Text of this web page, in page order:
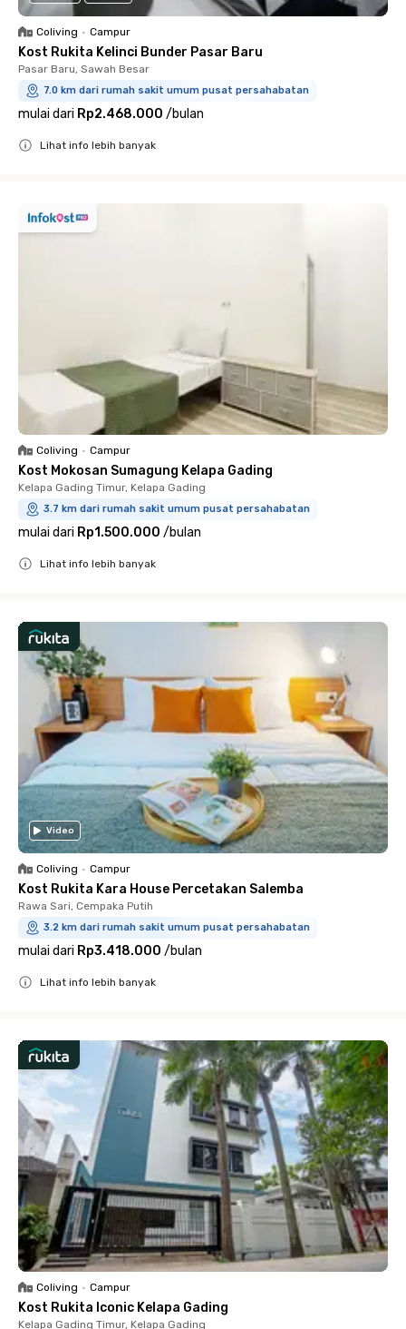
Coliving • Campur
Kost Rukita Kelinci Bunder Pasar Baru
Pasar Baru, Sawah Besar
7.0 km dari rumah sakit umum pusat persahabatan
mulai dari Rp2.468.000 /bulan
Lihat info lebih banyak
Coliving • Campur
Kost Mokosan Sumagung Kelapa Gading
Kelapa Gading Timur, Kelapa Gading
3.7 km dari rumah sakit umum pusat persahabatan
mulai dari Rp1.500.000 /bulan
Lihat info lebih banyak
Video
Coliving • Campur
Kost Rukita Kara House Percetakan Salemba
Rawa Sari, Cempaka Putih
3.2 km dari rumah sakit umum pusat persahabatan
mulai dari Rp3.418.000 /bulan
Lihat info lebih banyak
Coliving • Campur
Kost Rukita Iconic Kelapa Gading
Kelapa Gading Timur, Kelapa Gading